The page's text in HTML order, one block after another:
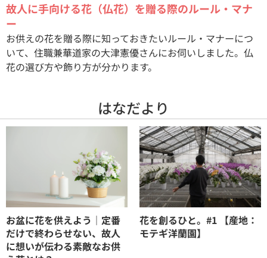
故人に手向ける花（仏花）を贈る際のルール・マナ
ー
お供えの花を贈る際に知っておきたいルール・マナーにつ
いて、住職兼華道家の大津憲優さんにお伺いしました。仏
花の選び方や飾り方が分かります。
はなだより
お盆に花を供えよう｜定番
だけで終わらせない、故人
に想いが伝わる素敵なお供
花を創るひと。#1 【産地：
モテギ洋蘭園】